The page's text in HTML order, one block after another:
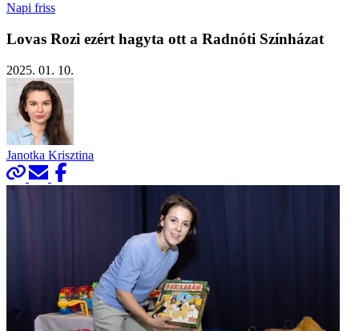
Napi friss
Lovas Rozi ezért hagyta ott a Radnóti Színházat
2025. 01. 10.
Janotka Krisztina